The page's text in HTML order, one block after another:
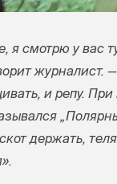
я смотрю у вас
журналист.
и репу. При
держать,